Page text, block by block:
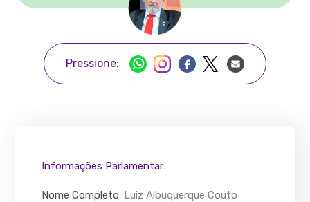
Pressione:
Informações Parlamentar:
Nome Completo: Luiz Albuquerque Couto